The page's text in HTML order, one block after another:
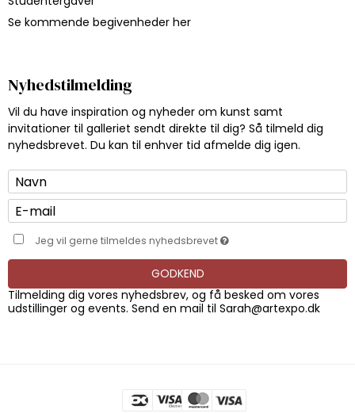
Se kommende begivenheder her
Nyhedstilmelding
Vil du have inspiration og nyheder om kunst samt
invitationer til galleriet sendt direkte til dig? Så tilmeld dig
nyhedsbrevet. Du kan til enhver tid afmelde dig igen.
Jeg vil gerne tilmeldes nyhedsbrevet
GODKEND
Tilmelding dig vores nyhedsbrev, og få besked om vores
udstillinger og events. Send en mail til Sarah@artexpo.dk